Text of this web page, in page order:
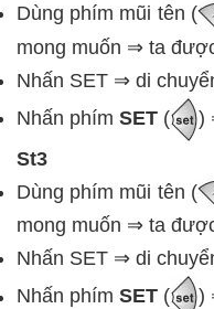
Dùng phím mũi tên (
mong muốn ⇒ ta
Nhấn SET ⇒ di
Nhấn phímSET (
)
St3
Dùng phím mũi tên (
mong muốn ⇒ ta
Nhấn SET ⇒ di
Nhấn phímSET (
)